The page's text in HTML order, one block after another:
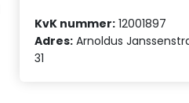
KvK nummer: 12001897
Adres: Arnoldus
31